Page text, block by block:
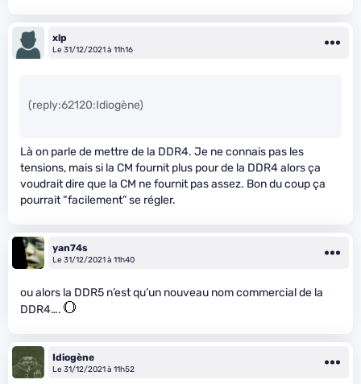
xlp
Le 31/12/2021 à 11h16
(reply:62120:Idiogène)
Là on parle de mettre de la DDR4. Je ne connais pas les
tensions, mais si la CM fournit plus pour de la DDR4 alors ça
voudrait dire que la CM ne fournit pas assez. Bon du coup ça
pourrait “facilement” se régler.
yan74s
Le 31/12/2021 à 11h40
ou alors la DDR5 n’est qu’un nouveau nom commercial de la
DDR4….
Idiogène
Le 31/12/2021 à 11h52